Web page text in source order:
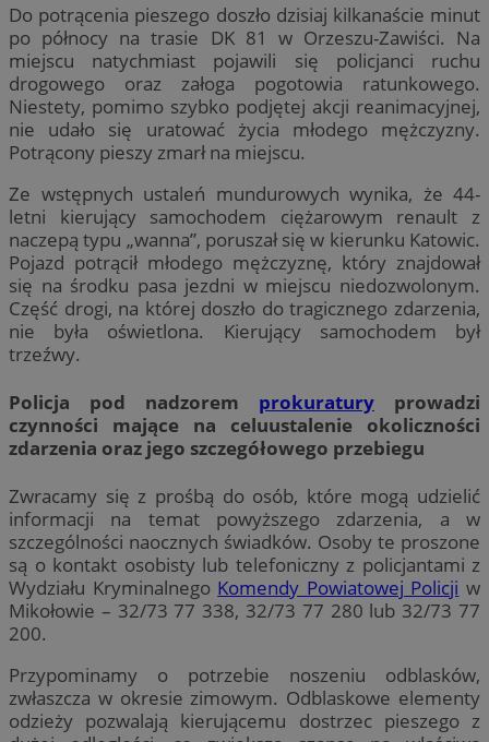
Do potrącenia pieszego doszło dzisiaj kilkanaście minut
po północy na trasie DK 81 w Orzeszu-Zawiści. Na
miejscu natychmiast pojawili się policjanci ruchu
drogowego oraz załoga pogotowia ratunkowego.
Niestety, pomimo szybko podjętej akcji reanimacyjnej,
nie udało się uratować życia młodego mężczyzny.
Potrącony pieszy zmarł na miejscu.
Ze wstępnych ustaleń mundurowych wynika, że 44-
letni kierujący samochodem ciężarowym renault z
naczepą typu „wanna”, poruszał się w kierunku Katowic.
Pojazd potrącił młodego mężczyznę, który znajdował
się na środku pasa jezdni w miejscu niedozwolonym.
Część drogi, na której doszło do tragicznego zdarzenia,
nie była oświetlona. Kierujący samochodem był
trzeźwy.
Policja pod nadzorem prokuratury prowadzi
czynności mające na celuustalenie okoliczności
zdarzenia oraz jego szczegółowego przebiegu
Zwracamy się z prośbą do osób, które mogą udzielić
informacji na temat powyższego zdarzenia, a w
szczególności naocznych świadków. Osoby te proszone
są o kontakt osobisty lub telefoniczny z policjantami z
Wydziału Kryminalnego Komendy Powiatowej Policji w
Mikołowie – 32/73 77 338, 32/73 77 280 lub 32/73 77
200.
Przypominamy o potrzebie noszeniu odblasków,
zwłaszcza w okresie zimowym. Odblaskowe elementy
odzieży pozwalają kierującemu dostrzec pieszego z